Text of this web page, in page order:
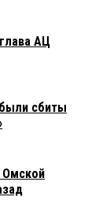
АЦ
сбиты
Омской